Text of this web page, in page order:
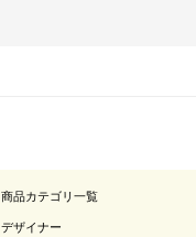
商品カテゴリ一覧
デザイナー